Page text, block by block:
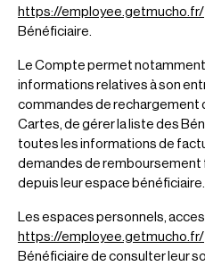
https://employee.getmucho.fr/
Bénéficiaire.
Le Compte permet
informations relatives à son
commandes de rechargement
Cartes, de gérer la liste des
toutes les informations de
demandes de remboursement
depuis leur espace bénéficiaire.
Les espaces personnels,
https://employee.getmucho.fr/
Bénéficiaire de consulter leur